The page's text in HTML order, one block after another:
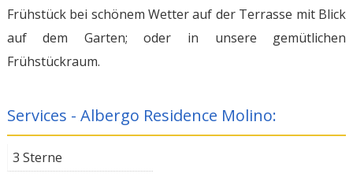
Frühstück bei schönem Wetter auf der Terrasse mit Blick
auf dem Garten; oder in unsere gemütlichen
Frühstückraum.
Services - Albergo Residence Molino:
3 Sterne